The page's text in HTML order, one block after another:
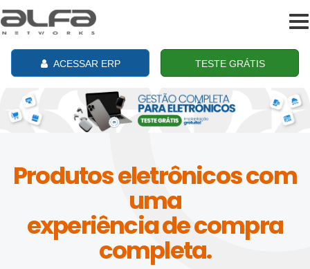
ACESSAR ERP TESTE GRÁTIS
Produtos eletrônicos com
uma
experiência de compra
completa.